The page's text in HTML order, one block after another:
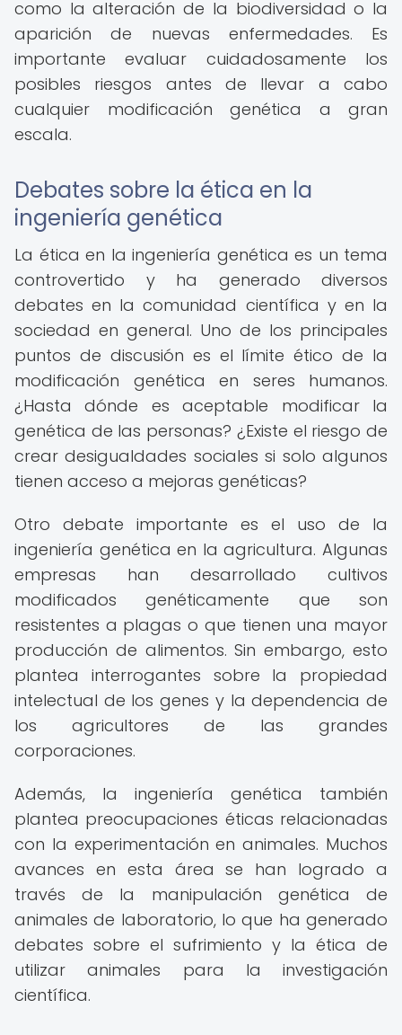
como la alteración de la biodiversidad o la
aparición de nuevas enfermedades. Es
importante evaluar cuidadosamente los
posibles riesgos antes de llevar a cabo
cualquier modificación genética a gran
escala.
Debates sobre la ética en la
ingeniería genética
La ética en la ingeniería genética es un tema
controvertido y ha generado diversos
debates en la comunidad científica y en la
sociedad en general. Uno de los principales
puntos de discusión es el límite ético de la
modificación genética en seres humanos.
¿Hasta dónde es aceptable modificar la
genética de las personas? ¿Existe el riesgo de
crear desigualdades sociales si solo algunos
tienen acceso a mejoras genéticas?
Otro debate importante es el uso de la
ingeniería genética en la agricultura. Algunas
empresas han desarrollado cultivos
modificados genéticamente que son
resistentes a plagas o que tienen una mayor
producción de alimentos. Sin embargo, esto
plantea interrogantes sobre la propiedad
intelectual de los genes y la dependencia de
los agricultores de las grandes
corporaciones.
Además, la ingeniería genética también
plantea preocupaciones éticas relacionadas
con la experimentación en animales. Muchos
avances en esta área se han logrado a
través de la manipulación genética de
animales de laboratorio, lo que ha generado
debates sobre el sufrimiento y la ética de
utilizar animales para la investigación
científica.